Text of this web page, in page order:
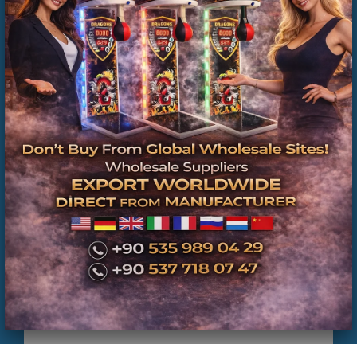
📞 0537 718 07 47
Inflatable Playground , commercial Inflatable Park,
Inflatable Theme Park , Bounce House , Inflatable
Obstacle Course , Şişme Oyun Alanı, Ticari Şişme Park,
Şişme Tema Parkı, Zıplama Evi, Şişme Engel Parkuru
Commercial Inflatable Playground Manufacturer
Turkey | Installation & Project Solutions